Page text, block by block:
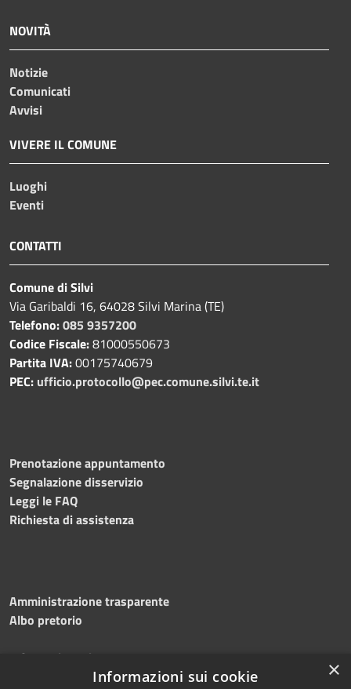
NOVITÀ
Notizie
Comunicati
Avvisi
VIVERE IL COMUNE
Luoghi
Eventi
CONTATTI
Comune di Silvi
Via Garibaldi 16, 64028 Silvi Marina (TE)
Telefono:085 9357200
Codice Fiscale:81000550673
Partita IVA:00175740679
PEC: ufficio.protocollo@pec.comune.silvi.te.it
Prenotazione appuntamento
Segnalazione disservizio
Leggi le FAQ
Richiesta di assistenza
Amministrazione trasparente
Albo pretorio
Informativa privacy
×
Informazioni sui cookie